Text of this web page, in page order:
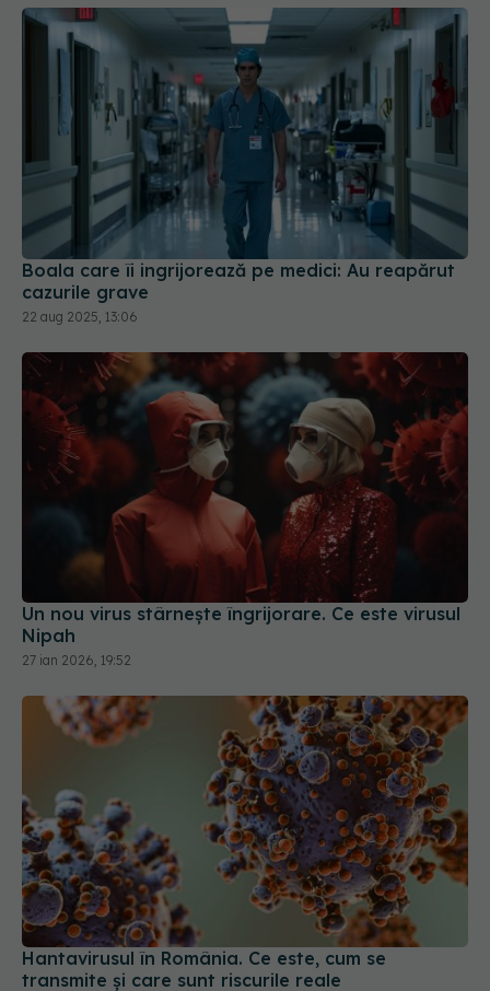
Boala care îi ingrijorează pe medici: Au reapărut
cazurile grave
22 aug 2025, 13:06
Un nou virus stârnește îngrijorare. Ce este virusul
Nipah
27 ian 2026, 19:52
Hantavirusul în România. Ce este, cum se
transmite și care sunt riscurile reale